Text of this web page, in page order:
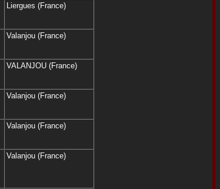
Liergues (France)
Valanjou (France)
VALANJOU (France)
Valanjou (France)
Valanjou (France)
Valanjou (France)